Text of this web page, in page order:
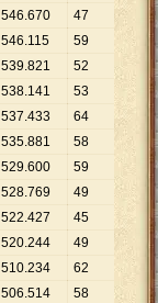
546.670 47
546.115 59 9
539.821 52
538.141 53 10
537.433 64
535.881 58 9
529.600 59
528.769 49 10
522.427 45 11
520.244 49
510.234 62 8
506.514 58